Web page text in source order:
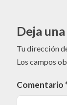
Deja
Tu dirección
Los campos
Comentario